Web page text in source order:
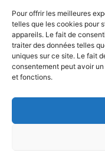
Pour offrir les meilleures
telles que les cookies pour
appareils. Le fait de
traiter des données telles
uniques sur ce site. Le fait
consentement peut avoir
et fonctions.
Stand Up
Paddle
Bodyboard
Politique de